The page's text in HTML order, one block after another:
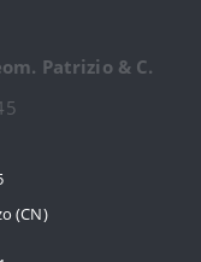
Patrizio & C.
(CN)